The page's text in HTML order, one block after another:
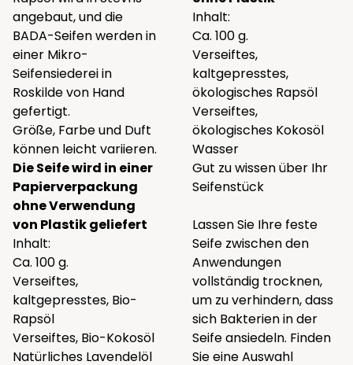
angebaut, und die
BADA-Seifen werden in
einer Mikro-
Seifensiederei in
Roskilde von Hand
gefertigt.
Größe, Farbe und Duft
können leicht variieren.
Die Seife wird in einer
Papierverpackung
ohne Verwendung
von Plastik geliefert
Inhalt:
Ca. 100 g.
Verseiftes,
kaltgepresstes, Bio-
Rapsöl
Verseiftes, Bio-Kokosöl
Natürliches Lavendelöl
Inhalt:
Ca. 100 g.
Verseiftes,
kaltgepresstes,
ökologisches Rapsöl
Verseiftes,
ökologisches Kokosöl
Wasser
Gut zu wissen über Ihr
Seifenstück
Lassen Sie Ihre feste
Seife zwischen den
Anwendungen
vollständig trocknen,
um zu verhindern, dass
sich Bakterien in der
Seife ansiedeln. Finden
Sie eine Auswahl